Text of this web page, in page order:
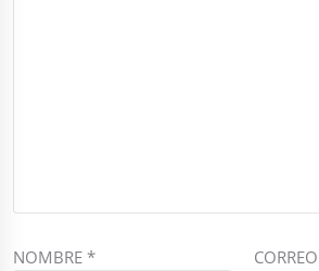
NOMBRE*
CORREO